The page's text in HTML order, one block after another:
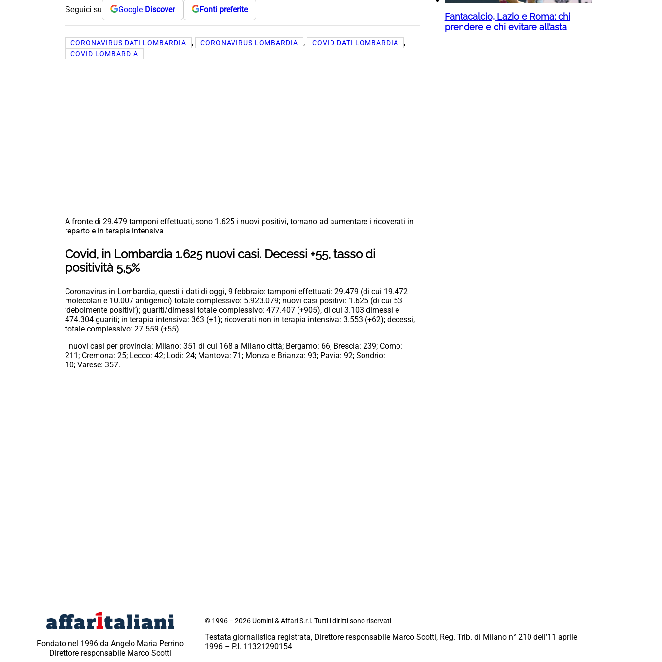
Seguici su Google Discover Fonti preferite
CORONAVIRUS DATI LOMBARDIA , CORONAVIRUS LOMBARDIA , COVID DATI LOMBARDIA ,
COVID LOMBARDIA
A fronte di 29.479 tamponi effettuati, sono 1.625 i nuovi positivi, tornano ad aumentare i ricoverati in
reparto e in terapia intensiva
Covid, in Lombardia 1.625 nuovi casi. Decessi +55, tasso di
positività 5,5%
Coronavirus in Lombardia, questi i dati di oggi, 9 febbraio: tamponi effettuati: 29.479 (di cui 19.472
molecolari e 10.007 antigenici) totale complessivo: 5.923.079; nuovi casi positivi: 1.625 (di cui 53
‘debolmente positivi’); guariti/dimessi totale complessivo: 477.407 (+905), di cui 3.103 dimessi e
474.304 guariti; in terapia intensiva: 363 (+1); ricoverati non in terapia intensiva: 3.553 (+62); decessi,
totale complessivo: 27.559 (+55).
I nuovi casi per provincia: Milano: 351 di cui 168 a Milano città; Bergamo: 66; Brescia: 239; Como:
211; Cremona: 25; Lecco: 42; Lodi: 24; Mantova: 71; Monza e Brianza: 93; Pavia: 92; Sondrio:
10; Varese: 357.
Fantacalcio, Lazio e Roma: chi
prendere e chi evitare all’asta
Fondato nel 1996 da Angelo Maria Perrino
Direttore responsabile Marco Scotti
© 1996 – 2026 Uomini & Affari S.r.l. Tutti i diritti sono riservati
Testata giornalistica registrata, Direttore responsabile Marco Scotti, Reg. Trib. di Milano n° 210 dell’11 aprile
1996 – P.I. 11321290154